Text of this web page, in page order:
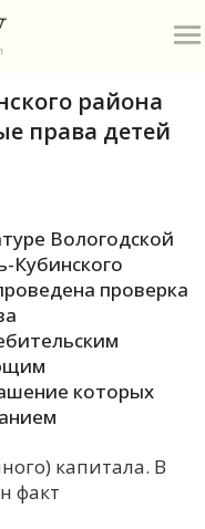
О
П
района
права детей
Вологодской
Кубинского
проверка
которых
капитала. В
факт